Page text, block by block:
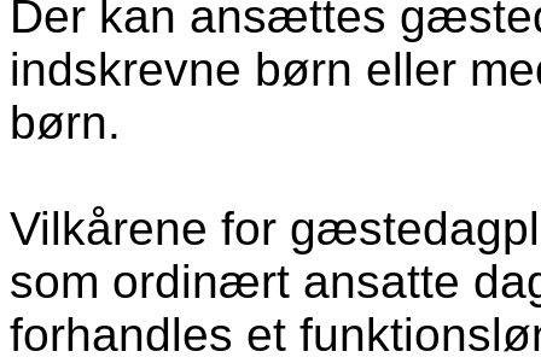
Der kan ansættes
indskrevne børn eller
børn.
Vilkårene for
som ordinært ansatte
forhandles et